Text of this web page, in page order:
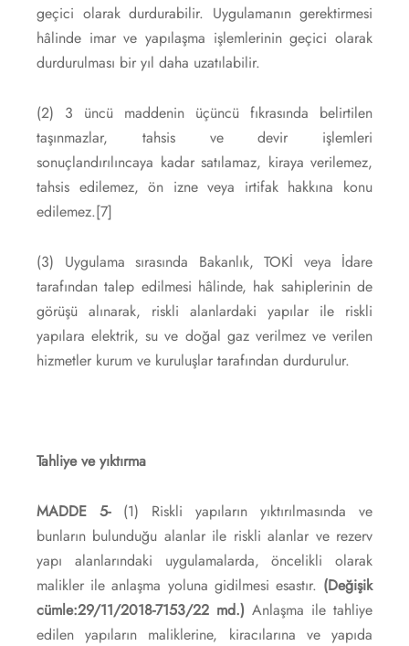
geçici olarak durdurabilir. Uygulamanın gerektirmesi
hâlinde imar ve yapılaşma işlemlerinin geçici olarak
durdurulması bir yıl daha uzatılabilir.
(2) 3 üncü maddenin üçüncü fıkrasında belirtilen
taşınmazlar, tahsis ve devir işlemleri
sonuçlandırılıncaya kadar satılamaz, kiraya verilemez,
tahsis edilemez, ön izne veya irtifak hakkına konu
edilemez.[7]
(3) Uygulama sırasında Bakanlık, TOKİ veya İdare
tarafından talep edilmesi hâlinde, hak sahiplerinin de
görüşü alınarak, riskli alanlardaki yapılar ile riskli
yapılara elektrik, su ve doğal gaz verilmez ve verilen
hizmetler kurum ve kuruluşlar tarafından durdurulur.
Tahliye ve yıktırma
MADDE 5-(1) Riskli yapıların yıktırılmasında ve
bunların bulunduğu alanlar ile riskli alanlar ve rezerv
yapı alanlarındaki uygulamalarda, öncelikli olarak
malikler ile anlaşma yoluna gidilmesi esastır. (Değişik
cümle:29/11/2018-7153/22 md.) Anlaşma ile tahliye
edilen yapıların maliklerine, kiracılarına ve yapıda